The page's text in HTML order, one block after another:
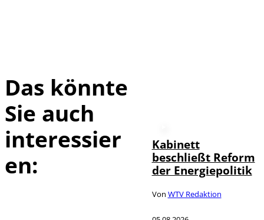
Das könnte
Sie auch
interessier
en:
Kabinett
beschließt Reform
der Energiepolitik
Von WTV Redaktion